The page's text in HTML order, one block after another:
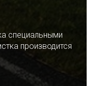
специальными
производится